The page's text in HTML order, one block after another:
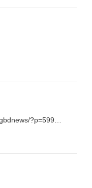
?p=599…